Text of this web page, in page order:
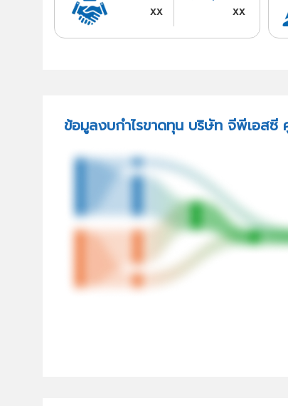
xx xx
ข้อมูลงบกำไรขาดทุน บริษัท จีพีเอสซี